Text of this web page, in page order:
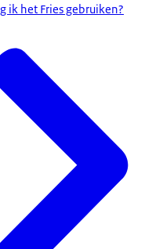
ik het Fries gebruiken?